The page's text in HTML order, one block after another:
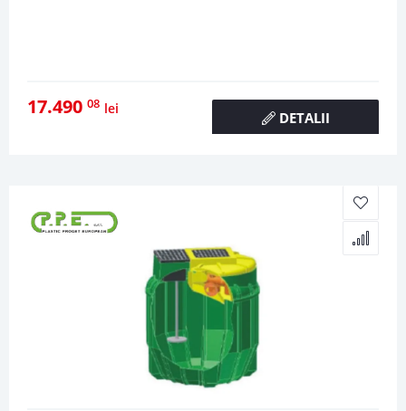
17.490 08 lei
DETALII